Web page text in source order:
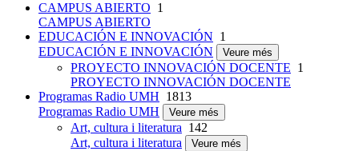
CAMPUS ABIERTO 1
CAMPUS ABIERTO
EDUCACIÓN E INNOVACIÓN 1
EDUCACIÓN E INNOVACIÓN
Veure més
PROYECTO INNOVACIÓN DOCENTE 1
PROYECTO INNOVACIÓN DOCENTE
Programas Radio UMH 1813
Programas Radio UMH
Veure més
Art, cultura i literatura 142
Art, cultura i literatura
Veure més